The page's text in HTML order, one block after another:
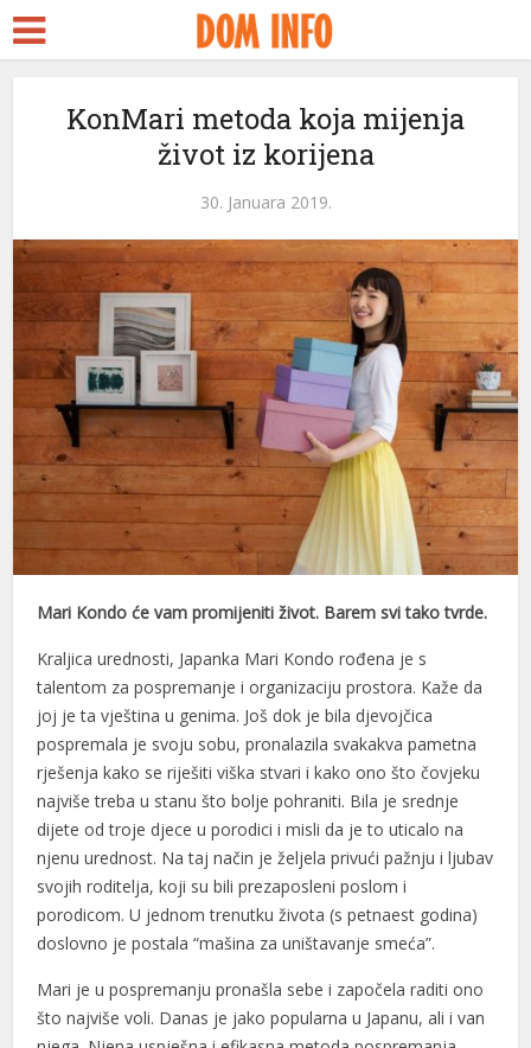
KonMari metoda koja mijenja
život iz korijena
30. Januara 2019.
Mari Kondo će vam promijeniti život. Barem svi tako tvrde.
Kraljica urednosti, Japanka Mari Kondo rođena je s
talentom za pospremanje i organizaciju prostora. Kaže da
joj je ta vještina u genima. Još dok je bila djevojčica
pospremala je svoju sobu, pronalazila svakakva pametna
rješenja kako se riješiti viška stvari i kako ono što čovjeku
najviše treba u stanu što bolje pohraniti. Bila je srednje
dijete od troje djece u porodici i misli da je to uticalo na
njenu urednost. Na taj način je željela privući pažnju i ljubav
svojih roditelja, koji su bili prezaposleni poslom i
porodicom. U jednom trenutku života (s petnaest godina)
doslovno je postala “mašina za uništavanje smeća”.
Mari je u pospremanju pronašla sebe i započela raditi ono
što najviše voli. Danas je jako popularna u Japanu, ali i van